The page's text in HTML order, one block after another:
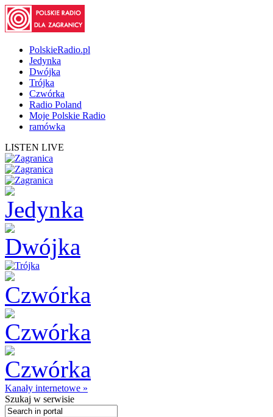
PolskieRadio.pl
Jedynka
Dwójka
Trójka
Czwórka
Radio Poland
Moje Polskie Radio
ramówka
LISTEN LIVE
Kanały internetowe »
Szukaj w serwisie